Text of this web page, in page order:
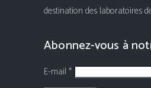
destination des laboratoires
Abonnez-vous à
E-mail *